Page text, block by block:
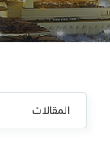
المقالات